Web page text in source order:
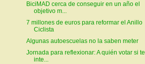
BiciMAD cerca de conseguir en un año el
objetivo m...
7 millones de euros para reformar el Anillo
Ciclista
Algunas autoescuelas no la saben meter
Jornada para reflexionar: A quién votar si te
inte...